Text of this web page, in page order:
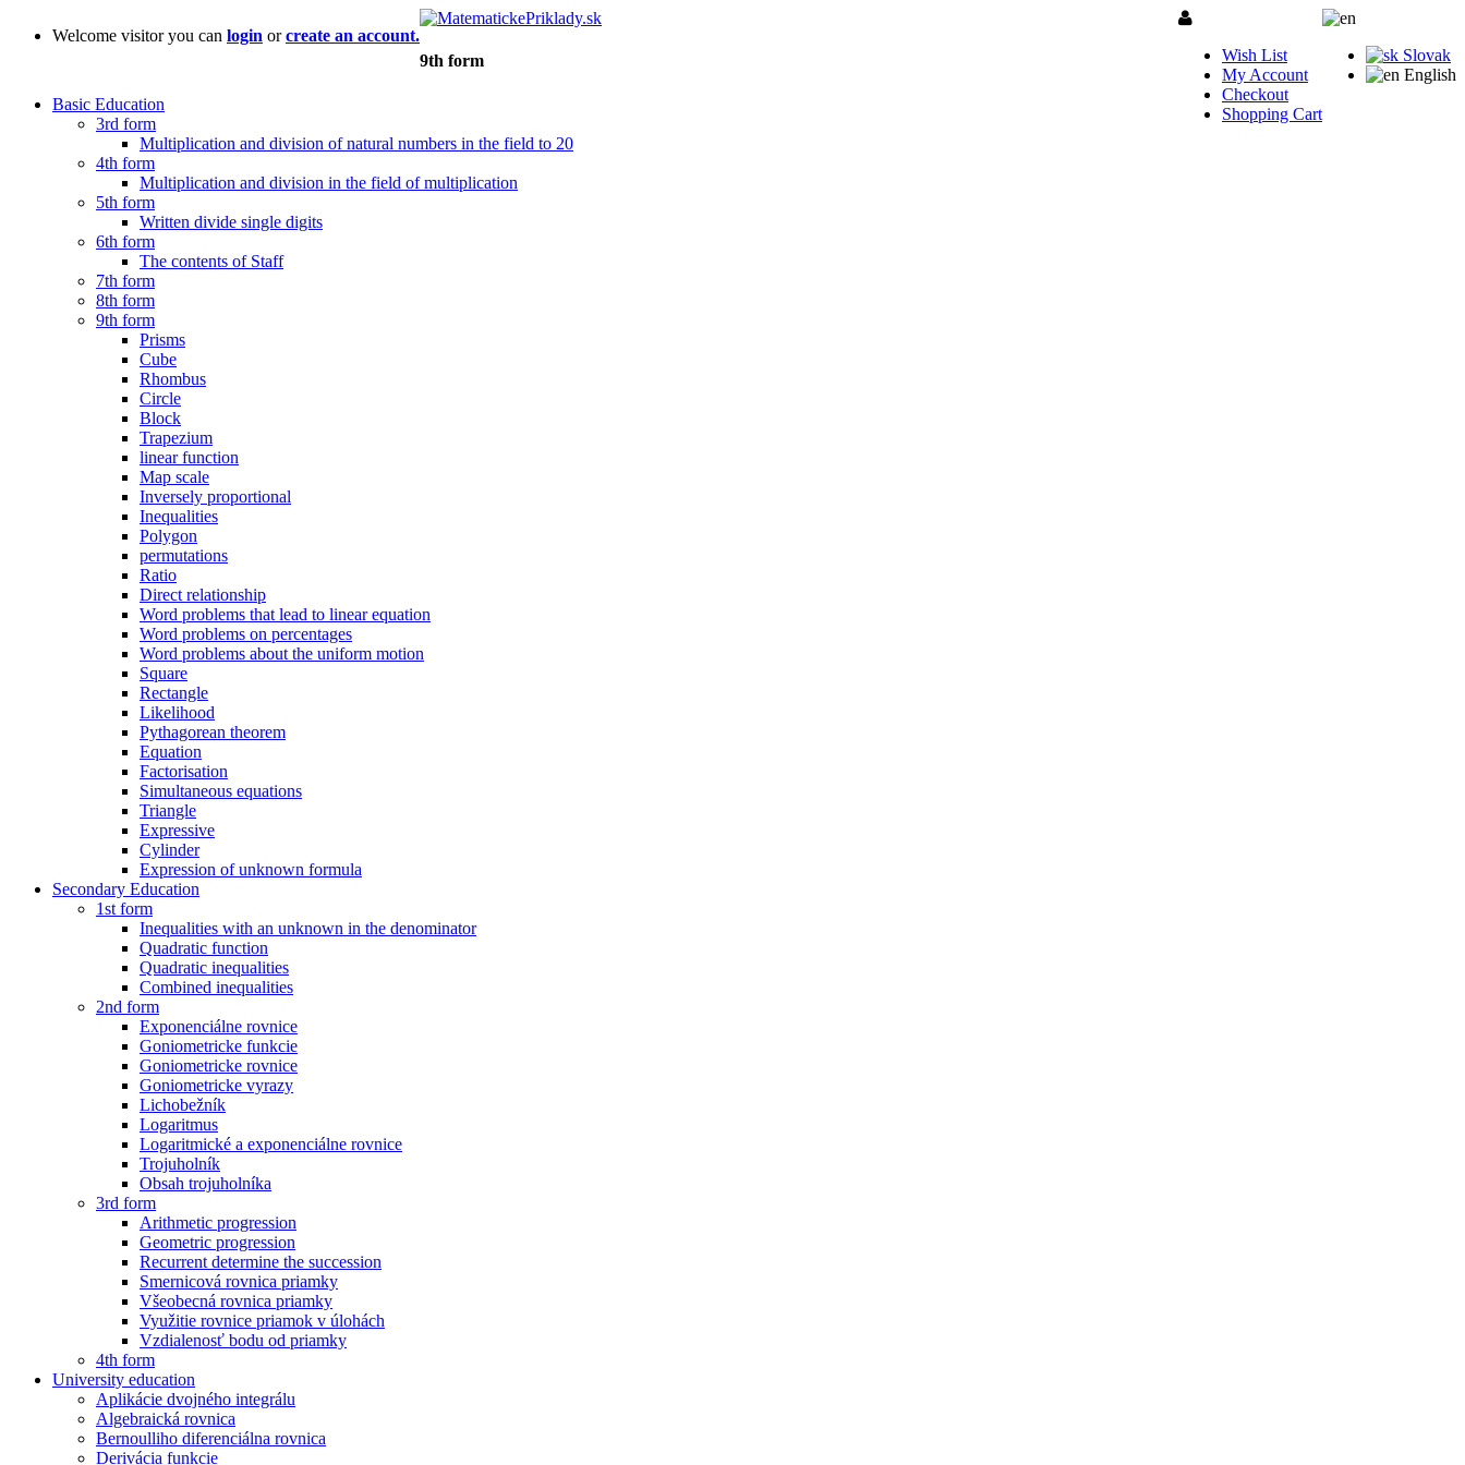
Slovak
English
Welcome visitor you can login orcreate an account.
Wish List
My Account
Checkout
Shopping Cart
9th form
Basic Education
3rd form
Multiplication and division of natural numbers in the field to 20
4th form
Multiplication and division in the field of multiplication
5th form
Written divide single digits
6th form
The contents of Staff
7th form
8th form
9th form
Prisms
Cube
Rhombus
Circle
Block
Trapezium
linear function
Map scale
Inversely proportional
Inequalities
Polygon
permutations
Ratio
Direct relationship
Word problems that lead to linear equation
Word problems on percentages
Word problems about the uniform motion
Square
Rectangle
Likelihood
Pythagorean theorem
Equation
Factorisation
Simultaneous equations
Triangle
Expressive
Cylinder
Expression of unknown formula
Secondary Education
1st form
Inequalities with an unknown in the denominator
Quadratic function
Quadratic inequalities
Combined inequalities
2nd form
Exponenciálne rovnice
Goniometricke funkcie
Goniometricke rovnice
Goniometricke vyrazy
Lichobežník
Logaritmus
Logaritmické a exponenciálne rovnice
Trojuholník
Obsah trojuholníka
3rd form
Arithmetic progression
Geometric progression
Recurrent determine the succession
Smernicová rovnica priamky
Všeobecná rovnica priamky
Využitie rovnice priamok v úlohách
Vzdialenosť bodu od priamky
4th form
University education
Aplikácie dvojného integrálu
Algebraická rovnica
Bernoulliho diferenciálna rovnica
Derivácia funkcie